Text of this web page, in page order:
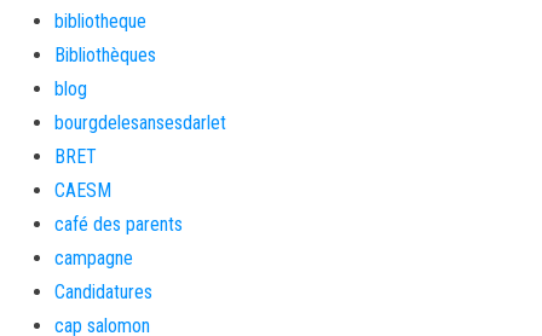
bibliotheque
Bibliothèques
blog
bourgdelesansesdarlet
BRET
CAESM
café des parents
campagne
Candidatures
cap salomon